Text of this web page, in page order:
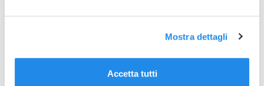
Mostra dettagli
Accetta tutti
TORNA ALLE NEWS